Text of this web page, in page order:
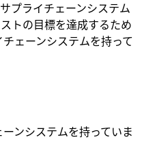
プライチェーンシステム
トの目標を達成するため
ェーンシステムを持って
ンシステムを持っていま